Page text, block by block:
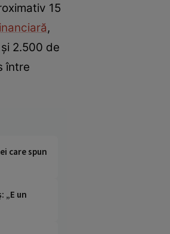
15
,
2.500 de
între
care spun
„E un